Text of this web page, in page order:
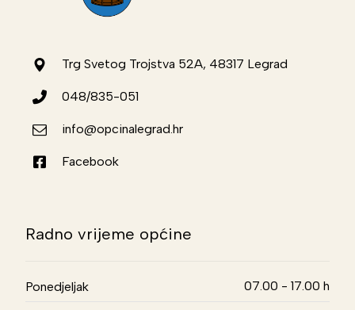
Trg Svetog Trojstva 52A, 48317 Legrad
048/835-051
info@opcinalegrad.hr
Facebook
Radno vrijeme općine
Ponedjeljak 07.00 - 17.00 h